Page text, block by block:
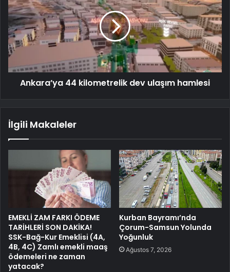
Ankara’ya 44 kilometrelik dev ulaşım hamlesi
İlgili Makaleler
EMEKLİ ZAM FARKI ÖDEME
TARİHLERİ SON DAKİKA!
SSK-Bağ-Kur Emeklisi (4A,
4B, 4C) Zamlı emekli maaş
ödemeleri ne zaman
yatacak?
Kurban Bayramı’nda
Çorum-Samsun Yolunda
Yoğunluk
Ağustos 7, 2026